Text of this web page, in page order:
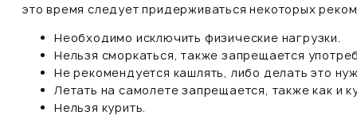
это время следует придерживаться некоторых
Необходимо исключить физические нагрузки.
Нельзя сморкаться, также запрещается
Не рекомендуется кашлять, либо делать это
Летать на самолете запрещается, также как и
Нельзя курить.